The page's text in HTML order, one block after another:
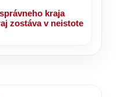
kraja
zostáva v neistote